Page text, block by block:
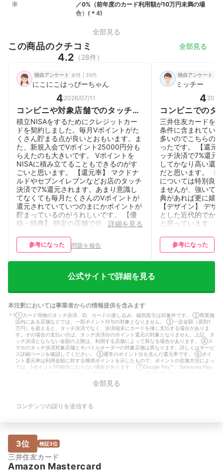
率
／0%（前年度のカード利用額が10万円未満の場
合） (＊ 4)
全部見る
この商品のクチコミ 全部見る
4.2 （28件）
独自アンケート 女性 | 20代
にこにこはっぴーちゃん
4 2026/07/11
コンビニや対象店舗でのタッチ決
済で最大7%還元が魅力の王道カ
ード
積立NISAをするためにクレジットカー
ドを契約しました。毎月Vポイントがた
くさん貯まる点が良いとおもいます。ま
た、新規入会でVポイント25000円分も
らえたのも大きいです。 Vポイントを
NISAに積み立てることもできるのがす
ごいと思います。 【還元率】 マクドナ
ルドやセブンイレブンなどお店のタッチ
決済で7%還元されます。あまり意識し
てなくても毎月たくさんのVポイントが
還元されていていつのまにかポイントが
貯まっているのがうれしいです。 【優
待・特典】 特定の店舗で使うクーポン
ですが、無料保険などもあるのが便利で
す。 【デザイン】 ナンバーレスなのが
しているカードは可愛くてプラス料金か
かりますが発行できるのも良いです。
【アプリ・Webサービス】 アプリはロ
がわかるのが良いです。また残り何円使
えるかや、キャンペーンなどわかりやす
い仕様になっています。 【基本情報】
職業：パート・アルバイト 利用期間：
半年～1年未満 主な利用シーン：ネット
ショッピング、その他 月間利用額：5〜
10万円未満 重要視しているポイント：
年会費が無料・安い 保有カード枚数：1
詳細を見る
参考になった 問題を報告
独自アンケート
ミッチー
4
コンビニでのタ
元。他のカード
誇る。
三井住友カードを
条件に含まれてい
多いのでこちらの
ったです。 【還元
ッチ決済で7%還元
してかなり高い還
だと思います。 【
については特別良
ませんが、強いて
典があれば更に嬉
【デザイン】 デザ
とした近代的でか
と思っています。
がありますし、ス
から操作がわかり
ーランス 利用期間
イント還元率が高
参考になった
公式サイトで詳細を見る
本注釈においては事業者からの情報提供を含みます
＊ 1①カード現物のタッチ決済、iD、カードの差し込み、磁気取引は対象外です。 ②商業施
設内にある店舗などでは、一部ポイント付与の対象となりません。 ③一定金額（原則1
万円）を超えると、タッチ決済でなく、決済端末にカードを挿し支払する場合がありま
す。その場合の支払い分は、タッチ決済分のポイント還元の対象となりません。上記、タ
ッチ決済とならない金額の上限は、利用する店舗によって異なる場合があります。 ④ス
マホのタッチ決済対象店舗とモバイルオーダーの対象店舗は異なります。詳しくはサービ
ス詳細ページを確認してください。 ⑤通常のポイント分を含んだ還元率です。 ⑥ポイ
ント還元率は利用金額に対する獲得ポイントを示したもので、ポイントの交換方法によっ
ては、1ポイント1円相当にならない場合があります。 ⑦Google Pay™ 、Samsung Pay
①カード現物のタッチ決済、iD、カードの差し込み、磁気取引は対象外です。 ②商業施
す。その場合の支払い分は、タッチ決済分のポイント還元の対象となりません。上記、タ
ては、1ポイント1円相当にならない場合があります。 ⑦Google Pay™ 、Samsung Pay
で、Mastercard®タッチ決済は利用できません。ポイント還元は受けられないので、注
意してください。
＊3①カード現物のタッチ決済、iD、カードの差し込み、磁気取引は対象外です。 ②商業施
設内にある店舗などでは、一部ポイント付与の対象となりません。 ③一定金額（原則1
全部見る
コンテンツの誤りを送信する
3位 検証3位
三井住友カード
Amazon Mastercard